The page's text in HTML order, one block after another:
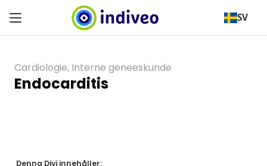
SV
Cardiologie, Interne geneeskunde
Endocarditis
Denna Divi innehåller: